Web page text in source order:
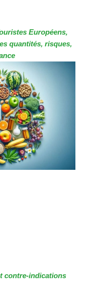
Européens,
quantités, risques,
contre-indications